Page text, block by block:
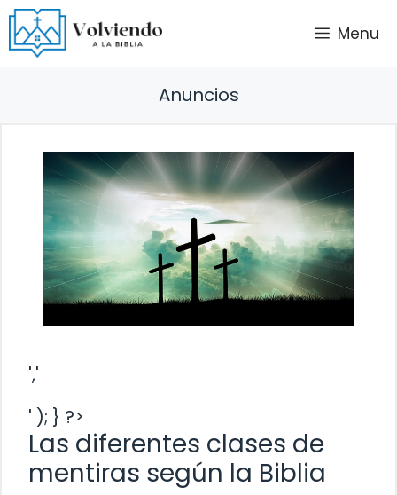
Saltar
al
contenido
Menu
Anuncios
','
' ); } ?>
Las diferentes clases de
mentiras según la Biblia